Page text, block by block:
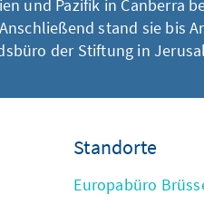
und Pazifik in Canberra
stand sie bis
der Stiftung in
Standorte
Europabüro